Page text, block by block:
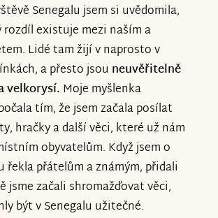
Senegalu jsem si uvědomila,
rozdíl existuje mezi naším a
Lidé tam žijí v naprosto v
a přesto jsou neuvěřitelně
velkorysí. Moje myšlenka
tím, že jsem začala posílat
hračky a další věci, které už nám
obyvatelům. Když jsem o
řekla přátelům a známým, přidali
jsme začali shromažďovat věci,
být v Senegalu užitečné.